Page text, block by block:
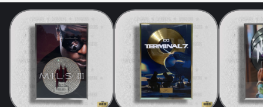
Politique de confidentialité
Politique de remboursement
Mentions légales